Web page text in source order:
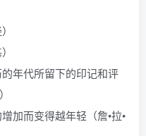
年代所留下的印记和评
加而变得越年轻（詹•拉•